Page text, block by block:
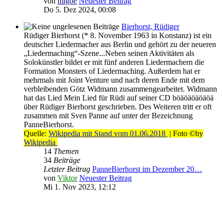
Do 5. Dez 2024, 00:08
Bierhorst, Rüdiger
Rüdiger Bierhorst (* 8. November 1963 in Konstanz) ist ein
deutscher Liedermacher aus Berlin und gehört zu der neueren
„Liedermaching“-Szene...Neben seinen Aktivitäten als
Solokünstler bildet er mit fünf anderen Liedermachern die
Formation Monsters of Liedermaching. Außerdem hat er
mehrmals mit Joint Venture und nach deren Ende mit dem
verbleibenden Götz Widmann zusammengearbeitet. Widmann
hat das Lied Mein Lied für Rüdi auf seiner CD böäöäöäöäöä
über Rüdiger Bierhorst geschrieben. Des Weiteren tritt er oft
zusammen mit Sven Panne auf unter der Bezeichnung
PanneBierhorst.
Quelle: Wikipedia mit Stand vom 01.06.2018 | Foto ©by
Wikipedia
14 Themen
34 Beiträge
Letzter Beitrag PanneBierhorst im Dezember 20…
von Viktor Neuester Beitrag
Mi 1. Nov 2023, 12:12